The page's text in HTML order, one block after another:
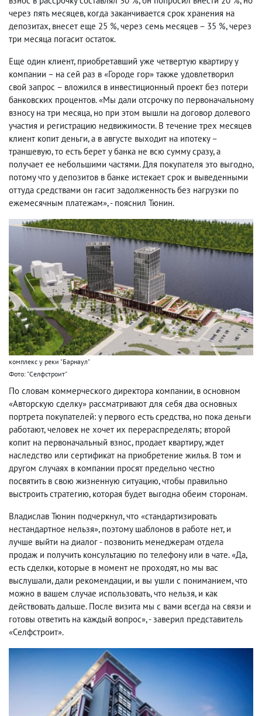
через пять месяцев, когда заканчивается срок хранения на
депозитах, внесет еще 25 %, через семь месяцев – 35 %, через
три месяца погасит остаток.
Еще один клиент, приобретавший уже четвертую квартиру у
компании – на сей раз в «Городе гор» также удовлетворил
свой запрос – вложился в инвестиционный проект без потери
банковских процентов. «Мы дали отсрочку по первоначальному
взносу на три месяца, но при этом вышли на договор долевого
участия и регистрацию недвижимости. В течение трех месяцев
клиент копит деньги, а в августе выходит на ипотеку –
траншевую, то есть берет у банка не всю сумму сразу, а
получает ее небольшими частями. Для покупателя это выгодно,
потому что у депозитов в банке истекает срок и выведенными
оттуда средствами он гасит задолженность без нагрузки по
ежемесячным платежам», - пояснил Тюнин.
комплекс у реки "Барнаул"
Фото: "Селфстроит"
По словам коммерческого директора компании, в основном
«Авторскую сделку» рассматривают для себя два основных
портрета покупателей: у первого есть средства, но пока деньги
работают, человек не хочет их перераспределять; второй
копит на первоначальный взнос, продает квартиру, ждет
наследство или сертификат на приобретение жилья. В том и
другом случаях в компании просят предельно честно
посвятить в свою жизненную ситуацию, чтобы правильно
выстроить стратегию, которая будет выгодна обеим сторонам.
Владислав Тюнин подчеркнул, что «стандартизировать
нестандартное нельзя», поэтому шаблонов в работе нет, и
лучше выйти на диалог - позвонить менеджерам отдела
продаж и получить консультацию по телефону или в чате. «Да,
есть сделки, которые в момент не проходят, но мы вас
выслушали, дали рекомендации, и вы ушли с пониманием, что
можно в вашем случае использовать, что нельзя, и как
действовать дальше. После визита мы с вами всегда на связи и
готовы ответить на каждый вопрос», - заверил представитель
«Селфстроит».